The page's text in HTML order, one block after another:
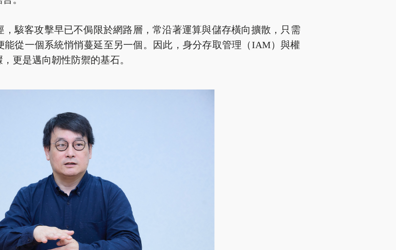
駭客攻擊早已不侷限於網路層，常沿著運算與儲存橫向擴散，只需
從一個系統悄悄蔓延至另一個。因此，身分存取管理（IAM）與權
更是邁向韌性防禦的基石。